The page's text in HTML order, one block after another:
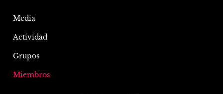
Media
Actividad
Grupos
Miembros